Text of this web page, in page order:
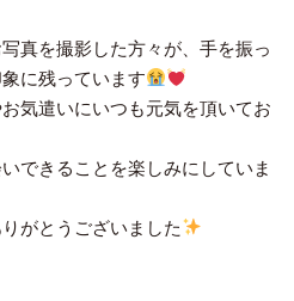
真を撮影した方々が、手を振っ
に残っています
気遣いにいつも元気を頂いてお
できることを楽しみにしていま
がとうございました